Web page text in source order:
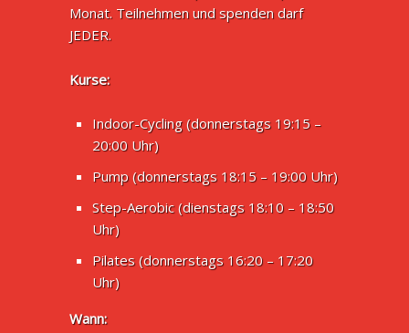
Monat. Teilnehmen und spenden darf
JEDER.
Kurse:
Indoor-Cycling (donnerstags 19:15 –
20:00 Uhr)
Pump (donnerstags 18:15 – 19:00 Uhr)
Step-Aerobic (dienstags 18:10 – 18:50
Uhr)
Pilates (donnerstags 16:20 – 17:20
Uhr)
Wann: